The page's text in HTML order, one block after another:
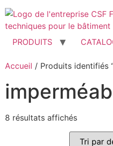
Aller
au
contenu
PRODUITS
Accueil / Produits identifiés
8 résultats affichés